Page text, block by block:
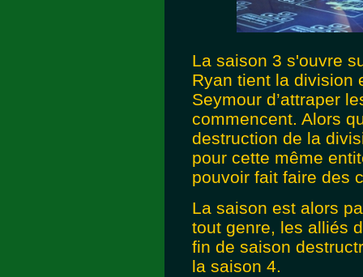
La saison 3 s'ouvre
Ryan tient la division
Seymour d’attraper
commencent. Alors
destruction de la
pour cette même
pouvoir fait faire des
La saison est alors
tout genre, les alliés
fin de saison
la saison 4.